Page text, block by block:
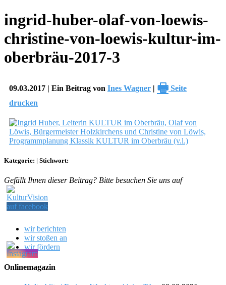
ingrid-huber-olaf-von-loewis-
christine-von-loewis-kultur-im-
oberbräu-2017-3
09.03.2017 | Ein Beitrag von Ines Wagner | 🖶 Seite
drucken
Kategorie: | Stichwort:
Gefällt Ihnen dieser Beitrag? Bitte besuchen Sie uns auf
wir berichten
wir stoßen an
wir fördern
Onlinemagazin